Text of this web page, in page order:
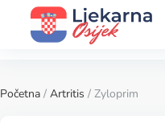
Početna / Artritis / Zyloprim